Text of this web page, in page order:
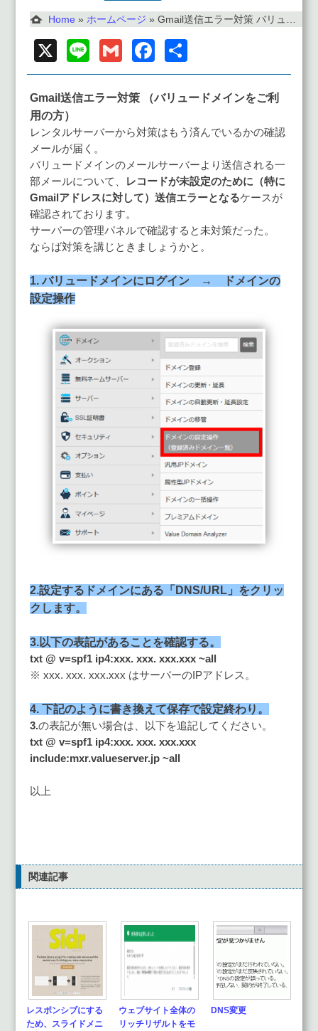
Home » ホームページ » Gmail送信エラー対策 バリュードメインをご利用の方
X Line GmailFacebook
有
Gmail送信エラー対策 （バリュードメインをご利
用の方）
レンタルサーバーから対策はもう済んでいるかの確認
メールが届く。
バリュードメインのメールサーバーより送信される一
部メールについて、
レコードが未設定のために（特に
Gmailアドレスに対して）送信エラーとなるケースが
確認されております。
サーバーの管理パネルで確認すると未対策だった。
ならば対策を講じときましょうかと。
1. バリュードメインにログイン → ドメインの
設定操作
2.設定するドメインにある「DNS/URL」をクリッ
クします。
3.以下の表記があることを確認する。
txt @ v=spf1 ip4:xxx. xxx. xxx.xxx ~all
※ xxx. xxx. xxx.xxx はサーバーのIPアドレス。
4. 下記のように書き換えて保存で設定終わり。
3.の表記が無い場合は、以下を追記してください。
txt @ v=spf1 ip4:xxx. xxx. xxx.xxx
include:mxr.valueserver.jp ~all
以上
関連記事
レスポンシブにする
ため、スライドメニ
ウェブサイト全体の
リッチリザルトをモ
DNS変更